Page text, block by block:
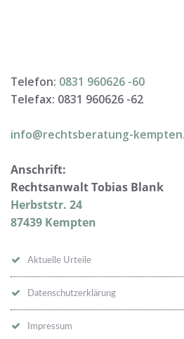
Telefon: 0831 960626 -60
Telefax: 0831 960626 -62
info@rechtsberatung-
Anschrift:
Rechtsanwalt Tobias Blank
Herbststr. 24
87439 Kempten
Aktuelle Urteile
Datenschutzerklärung
Impressum